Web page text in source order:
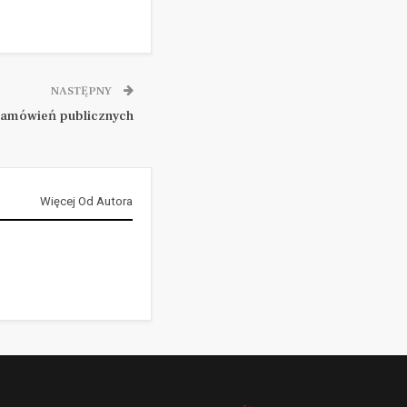
NASTĘPNY
publicznych
Więcej Od Autora